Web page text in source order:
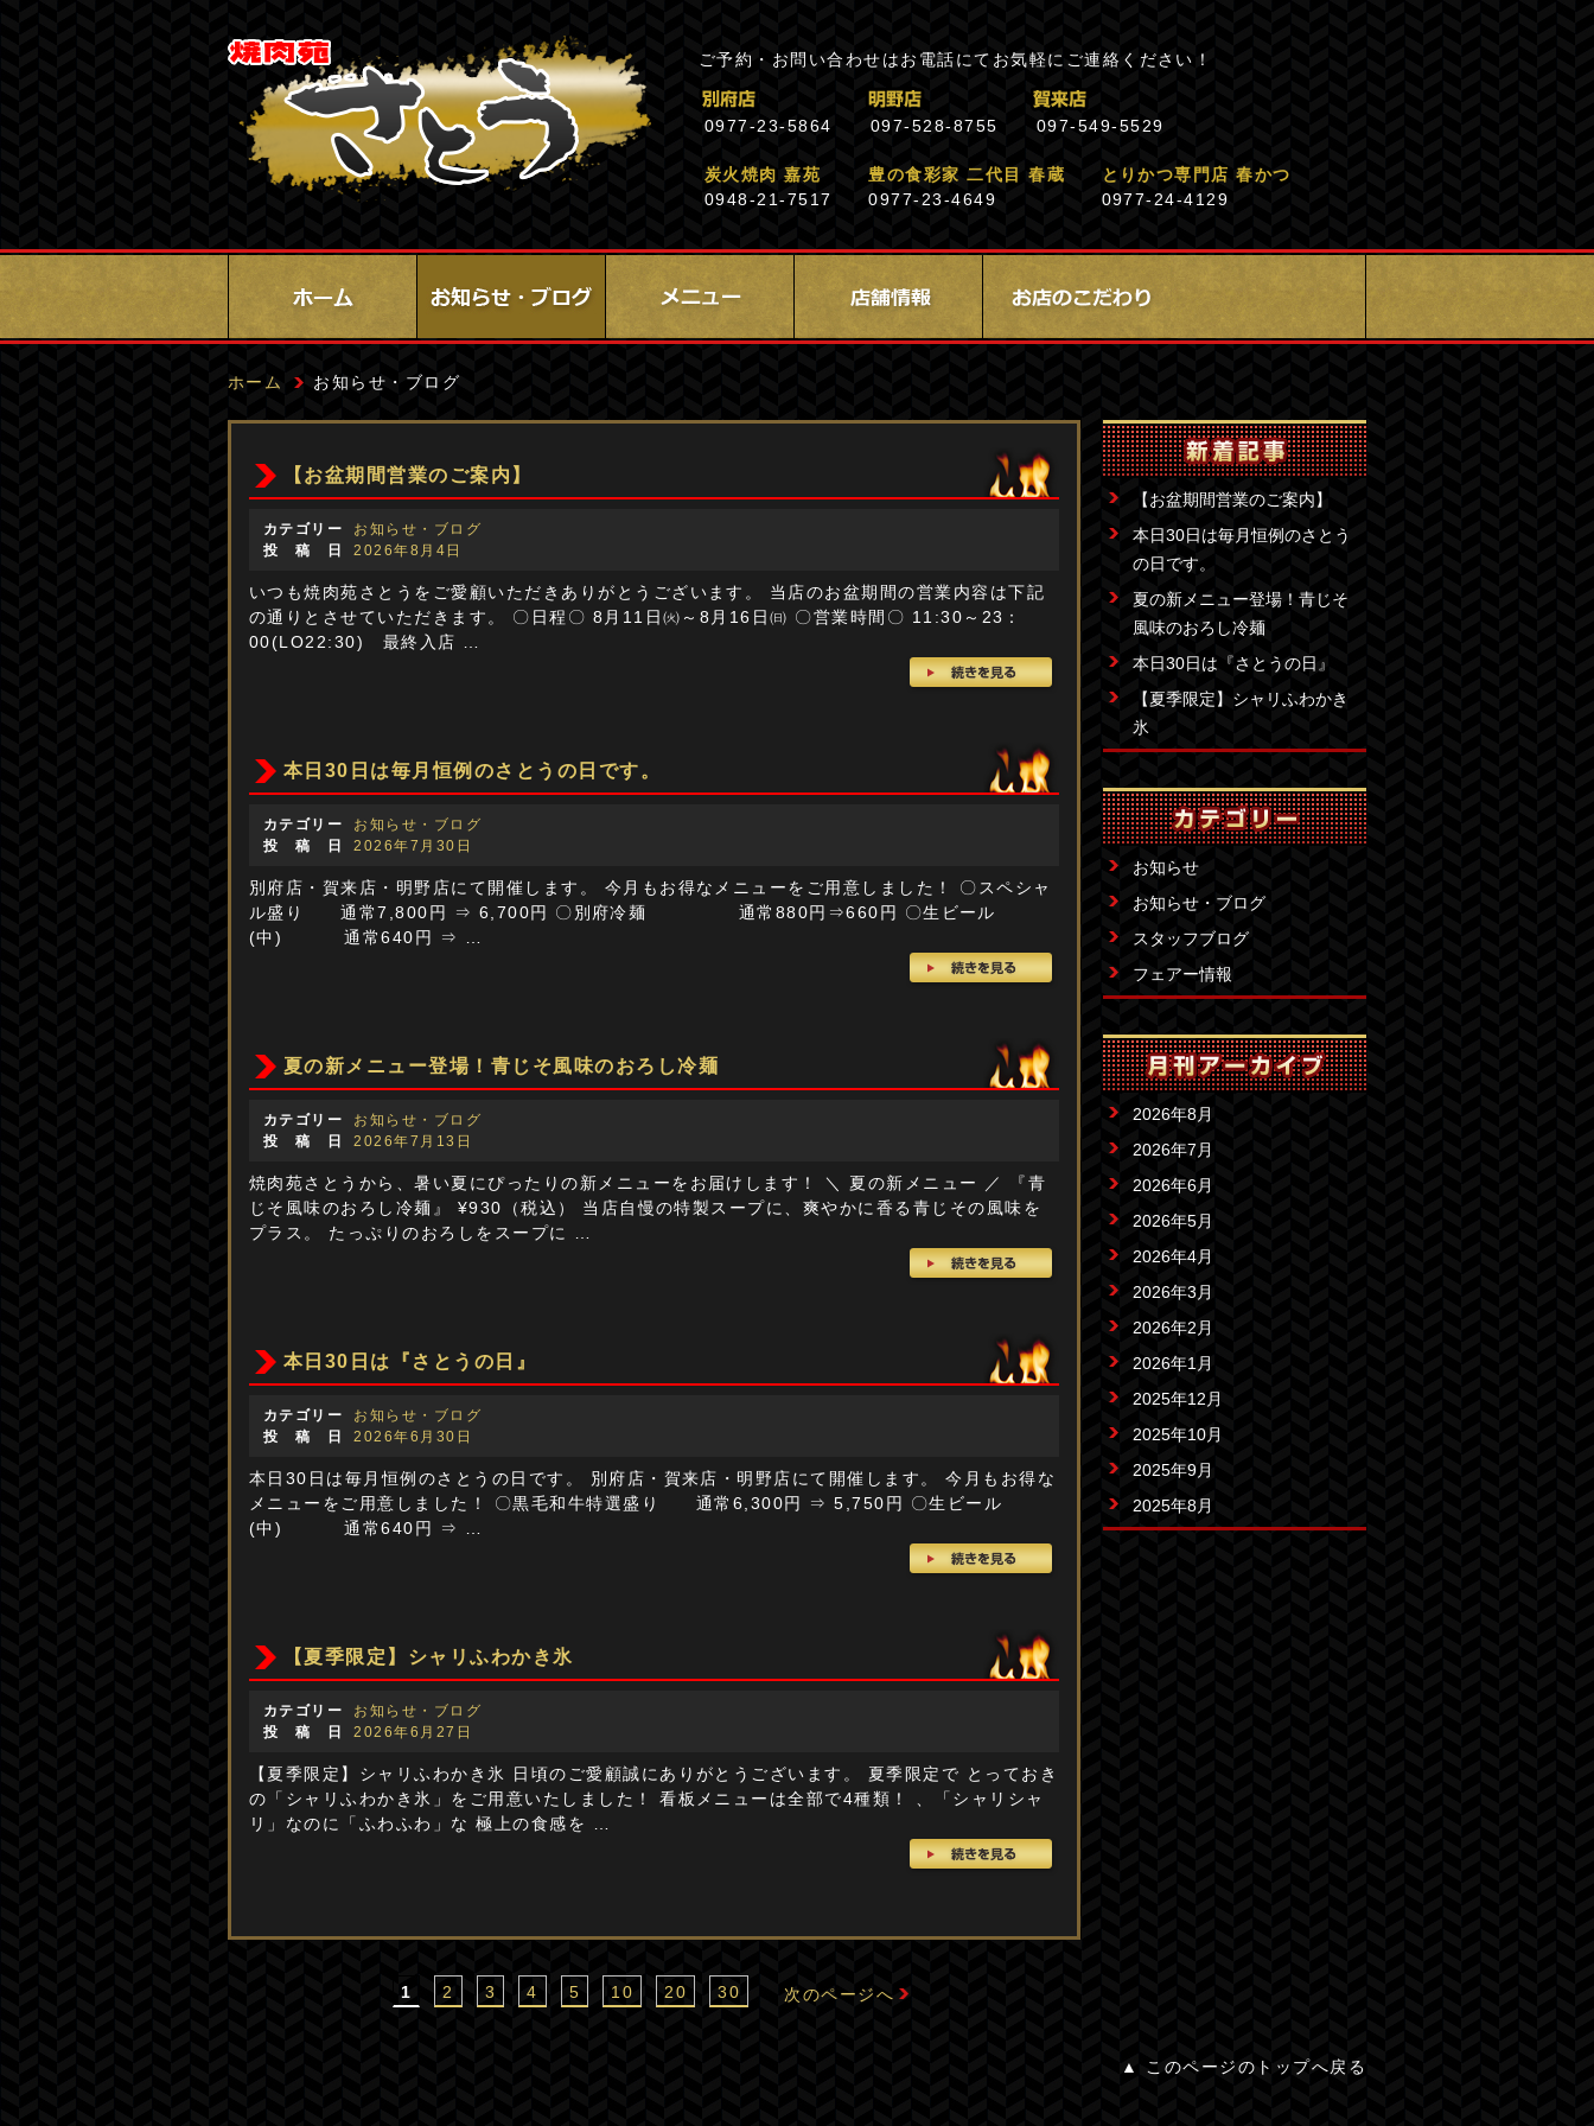
ご予約・お問い合わせはお電話にてお気軽にご連絡ください！
0977-23-5864 097-528-8755 097-549-5529
炭火焼肉 嘉苑
0948-21-7517
豊の食彩家 二代目 春蔵
0977-23-4649
とりかつ専門店 春かつ
0977-24-4129
ホーム お知らせ・ブログ
【お盆期間営業のご案内】
カテゴリー
お知らせ・ブログ
投 稿 日
2026年8月4日
いつも焼肉苑さとうをご愛顧いただきありがとうございます。 当店のお盆期間の営業内容は下記
の通りとさせていただきます。 〇日程〇 8月11日㈫～8月16日㈰ 〇営業時間〇 11:30～23：
00(LO22:30) 最終入店 …
本日30日は毎月恒例のさとうの日です。
カテゴリー
お知らせ・ブログ
投 稿 日
2026年7月30日
別府店・賀来店・明野店にて開催します。 今月もお得なメニューをご用意しました！ 〇スペシャ
ル盛り 通常7,800円 ⇒ 6,700円 〇別府冷麺 通常880円⇒660円 〇生ビール
(中) 通常640円 ⇒ …
夏の新メニュー登場！青じそ風味のおろし冷麺
カテゴリー
お知らせ・ブログ
投 稿 日
2026年7月13日
焼肉苑さとうから、暑い夏にぴったりの新メニューをお届けします！ ＼ 夏の新メニュー ／ 『青
じそ風味のおろし冷麺』 ¥930（税込） 当店自慢の特製スープに、爽やかに香る青じその風味を
プラス。 たっぷりのおろしをスープに …
本日30日は『さとうの日』
カテゴリー
お知らせ・ブログ
投 稿 日
2026年6月30日
本日30日は毎月恒例のさとうの日です。 別府店・賀来店・明野店にて開催します。 今月もお得な
メニューをご用意しました！ 〇黒毛和牛特選盛り 通常6,300円 ⇒ 5,750円 〇生ビール
(中) 通常640円 ⇒ …
【夏季限定】シャリふわかき氷
カテゴリー
お知らせ・ブログ
投 稿 日
2026年6月27日
【夏季限定】シャリふわかき氷 日頃のご愛顧誠にありがとうございます。 夏季限定で とっておき
の「シャリふわかき氷」をご用意いたしました！ 看板メニューは全部で4種類！ 、「シャリシャ
リ」なのに「ふわふわ」な 極上の食感を …
1 2 3 4 5 10 20 30 次のページへ
【お盆期間営業のご案内】
本日30日は毎月恒例のさとう
の日です。
夏の新メニュー登場！青じそ
風味のおろし冷麺
本日30日は『さとうの日』
【夏季限定】シャリふわかき
氷
お知らせ
お知らせ・ブログ
スタッフブログ
フェアー情報
2026年8月
2026年7月
2026年6月
2026年5月
2026年4月
2026年3月
2026年2月
2026年1月
2025年12月
2025年10月
2025年9月
2025年8月
▲ このページのトップへ戻る